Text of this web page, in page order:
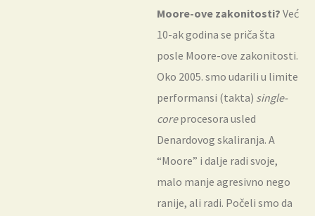
Moore-ove zakonitosti? Već
10-ak godina se priča šta
posle Moore-ove zakonitosti.
Oko 2005. smo udarili u limite
performansi (takta) single-
coreprocesora usled
Denardovog skaliranja. A
“Moore” i dalje radi svoje,
malo manje agresivno nego
ranije, ali radi. Počeli smo da